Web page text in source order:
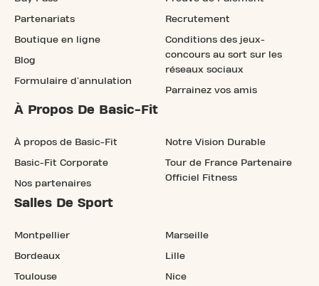
Partenariats
Boutique en ligne
Blog
Formulaire d'annulation
Recrutement
Conditions des jeux-
concours au sort sur les
réseaux sociaux
Parrainez vos amis
À Propos De Basic-Fit
À propos de Basic-Fit
Basic-Fit Corporate
Nos partenaires
Notre Vision Durable
Tour de France Partenaire
Officiel Fitness
Salles De Sport
Montpellier
Bordeaux
Toulouse
Marseille
Lille
Nice